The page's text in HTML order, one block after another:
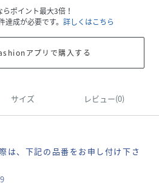
らポイント最大3倍！
成が必要です。 詳しくはこちら
アプリで購入する
サイズ レビュー(0)
は、下記の品番をお申し付け下さ